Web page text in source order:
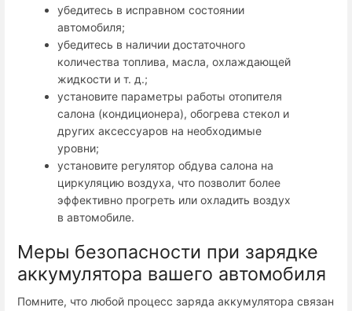
убедитесь в исправном состоянии
автомобиля;
убедитесь в наличии достаточного
количества топлива, масла, охлаждающей
жидкости и т. д.;
установите параметры работы отопителя
салона (кондиционера), обогрева стекол и
других аксессуаров на необходимые
уровни;
установите регулятор обдува салона на
циркуляцию воздуха, что позволит более
эффективно прогреть или охладить воздух
в автомобиле.
Меры безопасности при зарядке
аккумулятора вашего автомобиля
Помните, что любой процесс заряда аккумулятора связан